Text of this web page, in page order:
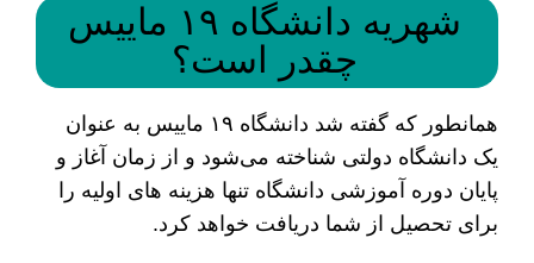
شهریه دانشگاه ۱۹ ماییس
چقدر است؟
همانطور که گفته شد دانشگاه ۱۹ ماییس به عنوان
یک دانشگاه دولتی شناخته می‌شود و از زمان آغاز و
پایان دوره آموزشی دانشگاه تنها هزینه‌ های اولیه را
برای تحصیل از شما دریافت خواهد کرد.